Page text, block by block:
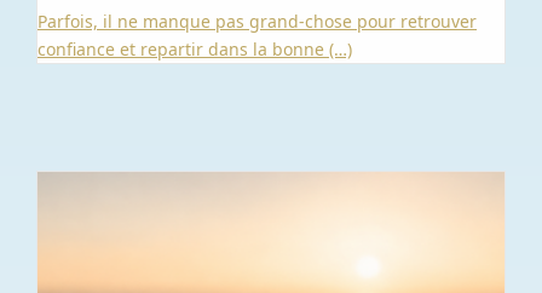
Parfois, il ne manque pas grand-chose pour retrouver
confiance et repartir dans la bonne (…)